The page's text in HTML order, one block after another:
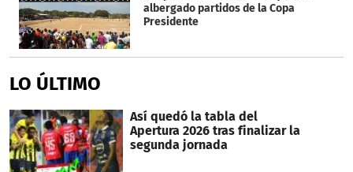
albergado partidos de la Copa
Presidente
LO ÚLTIMO
Así quedó la tabla del
Apertura 2026 tras finalizar la
segunda jornada